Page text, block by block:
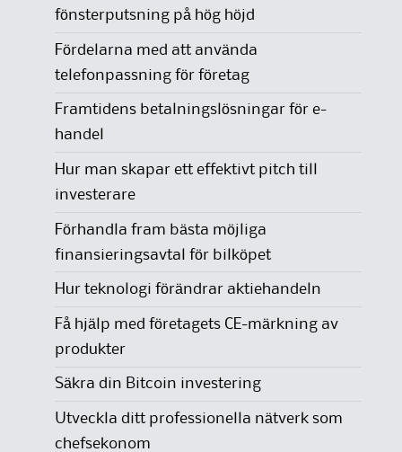
fönsterputsning på hög höjd
Fördelarna med att använda
telefonpassning för företag
Framtidens betalningslösningar för e-
handel
Hur man skapar ett effektivt pitch till
investerare
Förhandla fram bästa möjliga
finansieringsavtal för bilköpet
Hur teknologi förändrar aktiehandeln
Få hjälp med företagets CE-märkning av
produkter
Säkra din Bitcoin investering
Utveckla ditt professionella nätverk som
chefsekonom